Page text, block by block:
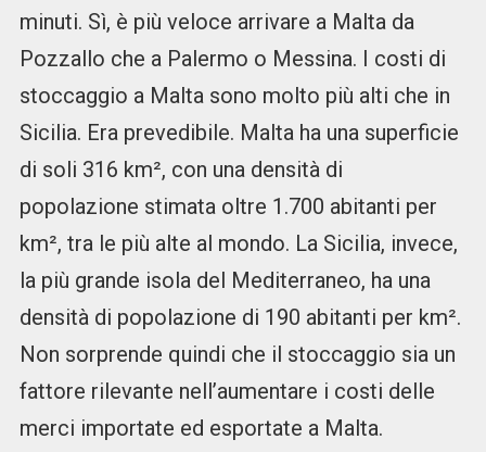
minuti. Sì, è più veloce arrivare a Malta da
Pozzallo che a Palermo o Messina. I costi di
stoccaggio a Malta sono molto più alti che in
Sicilia. Era prevedibile. Malta ha una superficie
di soli 316 km², con una densità di
popolazione stimata oltre 1.700 abitanti per
km², tra le più alte al mondo. La Sicilia, invece,
la più grande isola del Mediterraneo, ha una
densità di popolazione di 190 abitanti per km².
Non sorprende quindi che il stoccaggio sia un
fattore rilevante nell’aumentare i costi delle
merci importate ed esportate a Malta.